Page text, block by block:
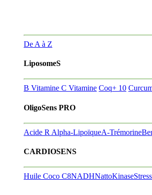
De A à Z
LiposomeS
B Vitamine C Vitamine Coq+ 10
OligoSens PRO
Acide R Alpha-LipoïqueA-Trémorine
CARDIOSENS
Huile Coco C8NADHNattoKinase